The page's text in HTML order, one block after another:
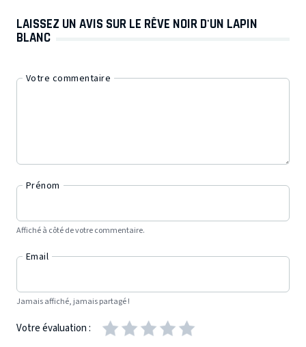
LAISSEZ UN AVIS SUR LE RÊVE NOIR D'UN LAPIN
BLANC
Votre commentaire
Prénom
Affiché à côté de votre commentaire.
Email
Jamais affiché, jamais partagé !
Votre évaluation :